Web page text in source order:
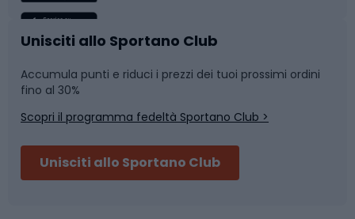
Caschi da ciclismo
Skitouring
Nuoto
Pattinaggio
Unisciti allo Sportano Club
Accumula punti e riduci i prezzi dei tuoi prossimi ordini
fino al 30%
Scopri il programma fedeltà Sportano Club >
Unisciti allo Sportano Club